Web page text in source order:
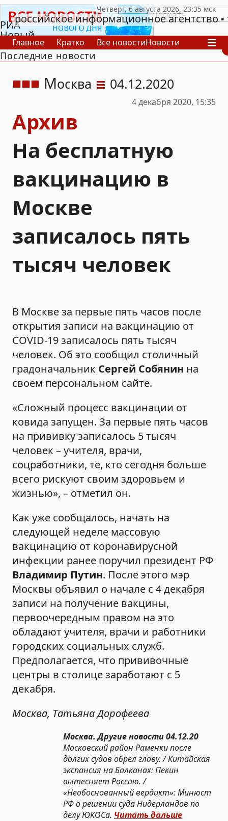
РИА
Новый
День
российское информационное агентство
Главное Кратко Все новостиНовости
В России
В мире
Последние новости
Москва 04.12.2020
4 декабря 2020, 15:35
Архив
На бесплатную
вакцинацию в
Москве
записалось пять
тысяч человек
В Москве за первые пять часов после
открытия записи на вакцинацию от
COVID-19 записалось пять тысяч
человек. Об это сообщил столичный
градоначальник Сергей Собянин на
своем персональном сайте.
«Сложный процесс вакцинации от
ковида запущен. За первые пять часов
на прививку записалось 5 тысяч
человек – учителя, врачи,
соцработники, те, кто сегодня больше
всего рискуют своим здоровьем и
жизнью», – отметил он.
Как уже сообщалось, начать на
следующей неделе массовую
вакцинацию от коронавирусной
инфекции ранее поручил президент РФ
Владимир Путин. После этого мэр
Москвы объявил о начале с 4 декабря
записи на получение вакцины,
первоочередным правом на это
обладают учителя, врачи и работники
городских социальных служб.
Предполагается, что прививочные
центры в столице заработают с 5
декабря.
Москва, Татьяна Дорофеева
Москва. Другие новости 04.12.20
Московский район Раменки после
долгих судов обрел главу. / Китайская
экспансия на Балканах: Пекин
вытесняет Россию. /
«Необоснованный вердикт»: Минюст
РФ о решении суда Нидерландов по
делу ЮКОСа. Читать дальше